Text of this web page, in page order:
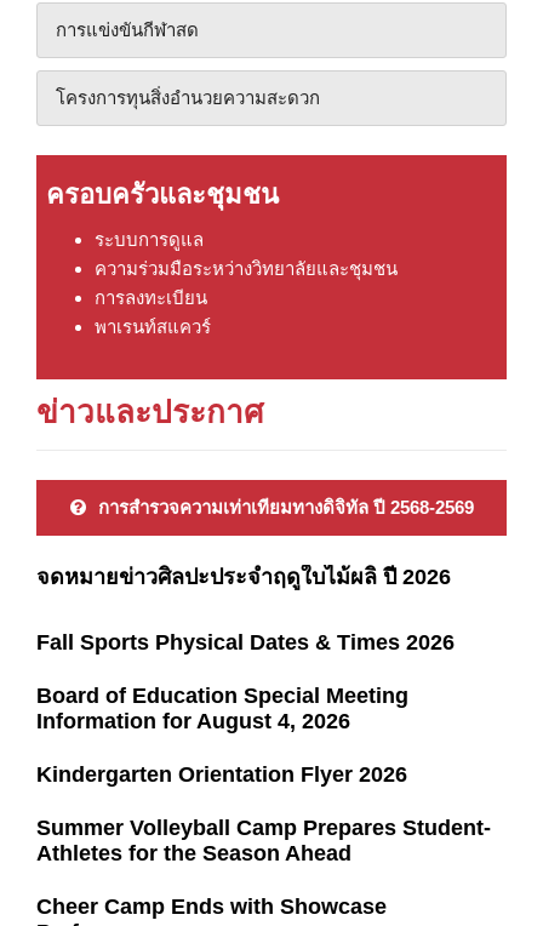
การแข่งขันกีฬาสด
โครงการทุนสิ่งอำนวยความสะดวก
ครอบครัวและชุมชน
ระบบการดูแล
ความร่วมมือระหว่างวิทยาลัยและชุมชน
การลงทะเบียน
พาเรนท์สแควร์
ข่าวและประกาศ
การสำรวจความเท่าเทียมทางดิจิทัล ปี 2568-2569
จดหมายข่าวศิลปะประจำฤดูใบไม้ผลิ ปี 2026
Fall Sports Physical Dates & Times 2026
Board of Education Special Meeting
Information for August 4, 2026
Kindergarten Orientation Flyer 2026
Summer Volleyball Camp Prepares Student-
Athletes for the Season Ahead
Cheer Camp Ends with Showcase